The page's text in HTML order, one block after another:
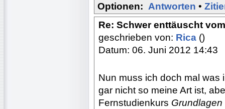
Optionen: Antworten •
Re: Schwer enttäuscht
geschrieben von: Rica ()
Datum: 06. Juni 2012 14:43
Nun muss ich doch mal was
gar nicht so meine Art ist,
Fernstudienkurs